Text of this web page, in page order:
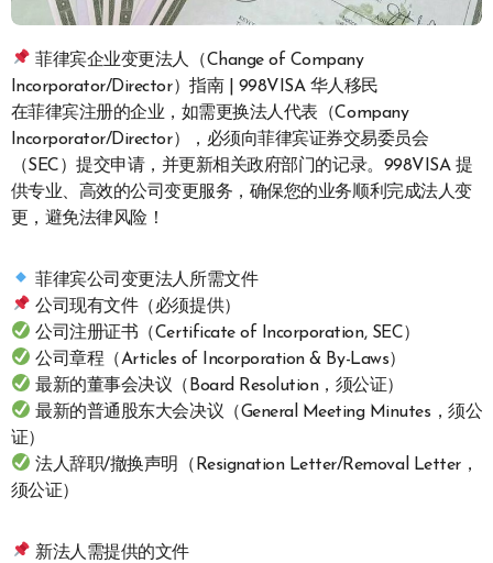
菲律宾企业变更法人（Change of Company
Incorporator/Director）指南 | 998VISA 华人移民
在菲律宾注册的企业，如需更换法人代表（Company
Incorporator/Director），必须向菲律宾证券交易委员会
（SEC）提交申请，并更新相关政府部门的记录。998VISA 提
供专业、高效的公司变更服务，确保您的业务顺利完成法人变
更，避免法律风险！
菲律宾公司变更法人所需文件
公司现有文件（必须提供）
公司注册证书（Certificate of Incorporation, SEC）
公司章程（Articles of Incorporation & By-Laws）
最新的董事会决议（Board Resolution，须公证）
最新的普通股东大会决议（General Meeting Minutes，须公
证）
法人辞职/撤换声明（Resignation Letter/Removal Letter，
须公证）
新法人需提供的文件